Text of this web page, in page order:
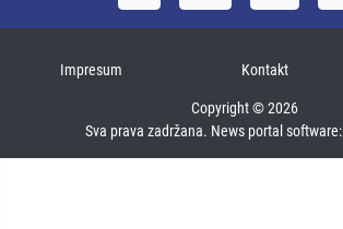
Impresum Kontakt
Copyright © 2026
Sva prava zadržana. News portal software: